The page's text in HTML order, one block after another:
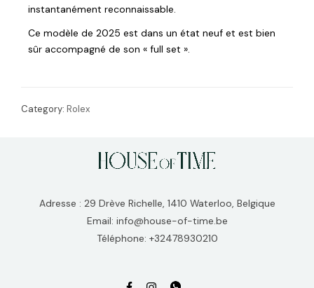
instantanément reconnaissable.
Ce modèle de 2025 est dans un état neuf et est bien
sûr accompagné de son « full set ».
Category: Rolex
Adresse : 29 Drève Richelle, 1410 Waterloo, Belgique
Email: info@house-of-time.be
Téléphone: +32478930210